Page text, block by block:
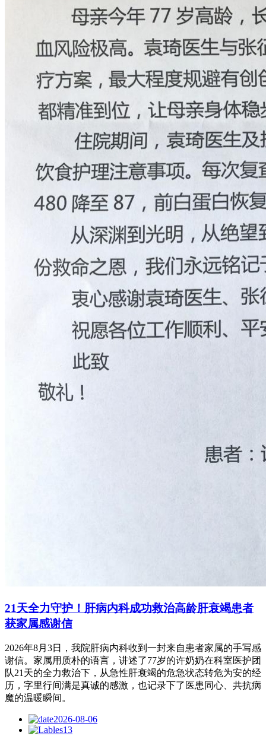
21天全力守护！肝病内科成功救治高龄肝衰竭患者
获家属感谢信
2026年8月3日，我院肝病内科收到一封来自患者家属的手写感
谢信。家属用质朴的语言，讲述了77岁的许奶奶在科室医护团
队21天的全力救治下，从急性肝衰竭的危急状态转危为安的经
历，字里行间满是真诚的感激，也记录下了医患同心、共抗病
魔的温暖瞬间。
2026-08-06
13